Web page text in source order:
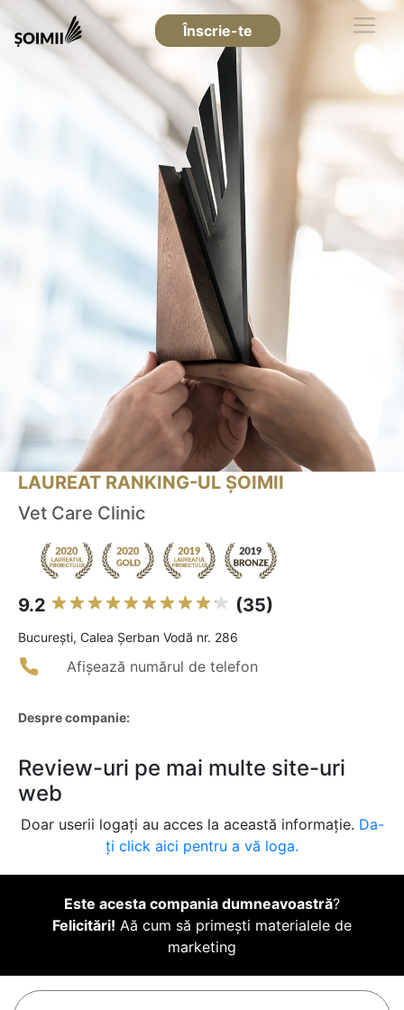
Înscrie-te
LAUREAT RANKING-UL ȘOIMII
Vet Care Clinic
9.2 (35)
Bucureşti, Calea Șerban Vodă nr. 286
Afișează numărul de telefon
Despre companie:
Review-uri pe mai multe site-uri
web
Doar userii logați au acces la această informație. Da-
ți click aici pentru a vă loga.
Este acesta compania dumneavoastră?
Felicitări! Aă cum să primești materialele de
marketing